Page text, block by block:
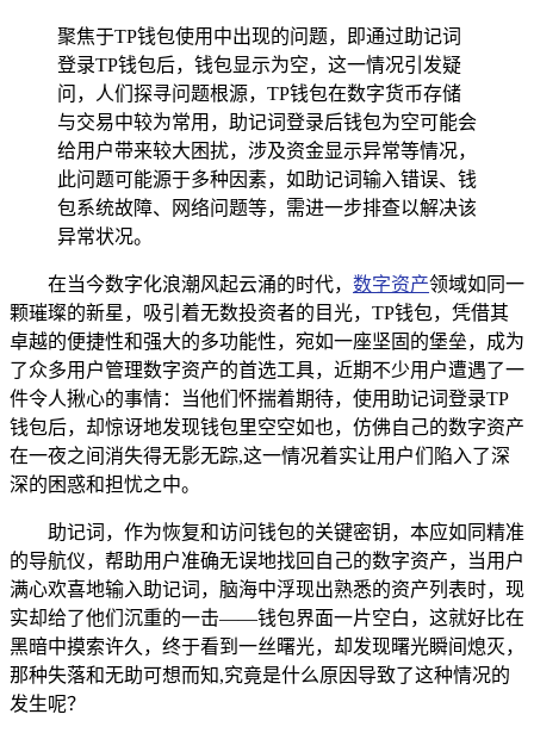
聚焦于TP钱包使用中出现的问题，即通过助记词
登录TP钱包后，钱包显示为空，这一情况引发疑
问，人们探寻问题根源，TP钱包在数字货币存储
与交易中较为常用，助记词登录后钱包为空可能会
给用户带来较大困扰，涉及资金显示异常等情况，
此问题可能源于多种因素，如助记词输入错误、钱
包系统故障、网络问题等，需进一步排查以解决该
异常状况。
在当今数字化浪潮风起云涌的时代， 数字资产领域如同一
颗璀璨的新星，吸引着无数投资者的目光，TP钱包，凭借其
卓越的便捷性和强大的多功能性，宛如一座坚固的堡垒，成为
了众多用户管理数字资产的首选工具，近期不少用户遭遇了一
件令人揪心的事情：当他们怀揣着期待，使用助记词登录TP
钱包后，却惊讶地发现钱包里空空如也，仿佛自己的数字资产
在一夜之间消失得无影无踪,这一情况着实让用户们陷入了深
深的困惑和担忧之中。
助记词，作为恢复和访问钱包的关键密钥，本应如同精准
的导航仪，帮助用户准确无误地找回自己的数字资产，当用户
满心欢喜地输入助记词，脑海中浮现出熟悉的资产列表时，现
实却给了他们沉重的一击——钱包界面一片空白，这就好比在
黑暗中摸索许久，终于看到一丝曙光，却发现曙光瞬间熄灭，
那种失落和无助可想而知,究竟是什么原因导致了这种情况的
发生呢？